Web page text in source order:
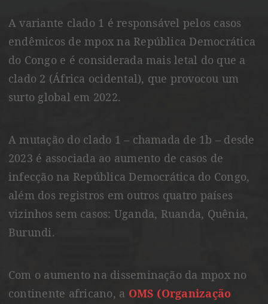
A variante clado 1 é responsável pelos casos
endêmicos de mpox na República Democrática
do Congo e é considerada mais letal do que a
clado 2 (África ocidental), que provocou um
surto global em 2022.
A mutação do clado 1 – chamada de 1b – desde
2023 é associada ao aumento de casos de
infecção na República Democrática do Congo,
além dos registros em outros quatro países
vizinhos sem casos: Uganda, Ruanda, Quênia,
Burundi.
Com o aumento na disseminação da mpox no
continente africano, a OMS (Organização